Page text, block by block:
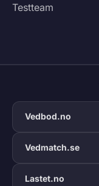
Testteam
Vedbod.no
Vedmatch.se
Lastet.no